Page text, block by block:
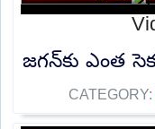
జగన్‌కు ఎంత
CATEGORY: